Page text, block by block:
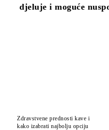
djeluje i moguće
Zdravstvene prednosti kave i
kako izabrati najbolju opciju